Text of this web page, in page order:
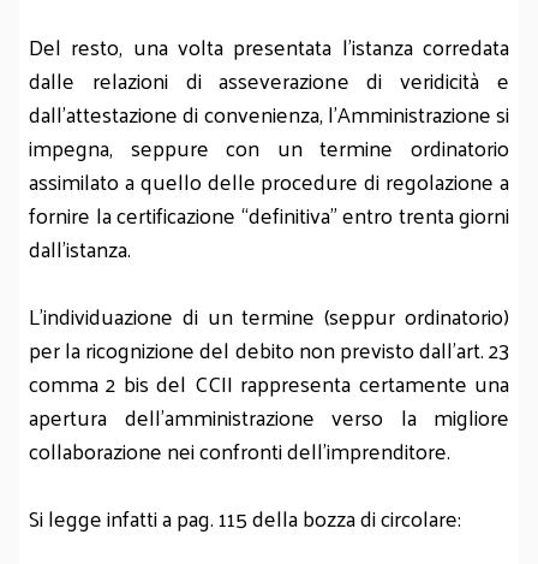
Del resto, una volta presentata l’istanza corredata
dalle relazioni di asseverazione di veridicità e
dall’attestazione di convenienza, l’Amministrazione si
impegna, seppure con un termine ordinatorio
assimilato a quello delle procedure di regolazione a
fornire la certificazione “definitiva” entro trenta giorni
dall’istanza.
L’individuazione di un termine (seppur ordinatorio)
per la ricognizione del debito non previsto dall’art. 23
comma 2 bis del CCII rappresenta certamente una
apertura dell’amministrazione verso la migliore
collaborazione nei confronti dell’imprenditore.
Si legge infatti a pag. 115 della bozza di circolare: